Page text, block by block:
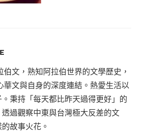
伯文，熟知阿拉伯世界的文學歷史，
華文與自身的深度連結。熱愛生活以
秉持「每天都比昨天過得更好」的
過觀察中東與台灣極大反差的文
故事火花。